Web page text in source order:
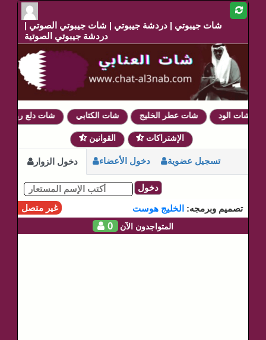
شات جيبوتي | دردشة جيبوتي | شات جيبوتي الصوتي |
دردشة جيبوتي الصوتية
شات دلع روحي شات الكتابي شات عطر الخليج شات الود
القوانين الإشتراكات
دخول الزوار دخول الأعضاء تسجيل عضوية
دخول
غير متصل
تصميم وبرمجه: الخليج هوست
0 المتواجدون الآن